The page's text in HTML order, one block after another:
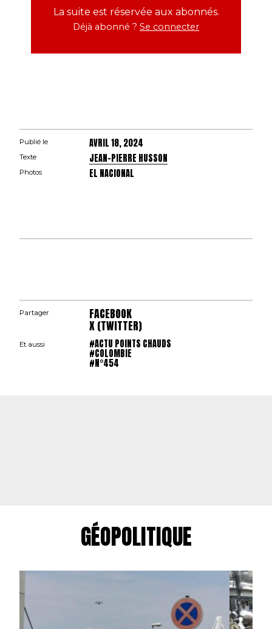
La suite est réservée aux abonnés.
Déjà abonné ? Se connecter
Publié le AVRIL 18, 2024
Texte JEAN-PIERRE HUSSON
Photos EL NACIONAL
Partager FACEBOOK
X (TWITTER)
Et aussi #ACTU POINTS CHAUDS
#COLOMBIE
#N°454
GÉOPOLITIQUE